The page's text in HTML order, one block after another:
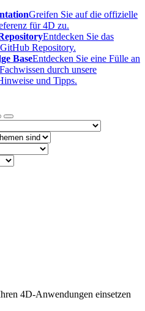
Greifen Sie auf die offizielle
für 4D zu.
Entdecken Sie das
Repository.
BaseEntdecken Sie eine Fülle an
durch unsere
und Tipps.
4D-Anwendungen einsetzen